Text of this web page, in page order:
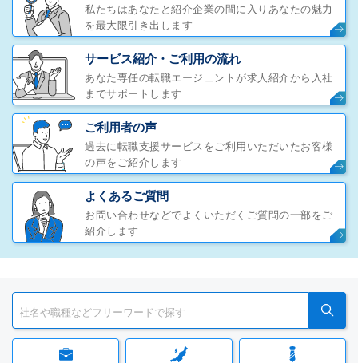
私たちはあなたと紹介企業の間に入りあなたの魅力
を最大限引き出します
サービス紹介・ご利用の流れ
あなた専任の転職エージェントが求人紹介から入社
までサポートします
ご利用者の声
過去に転職支援サービスをご利用いただいたお客様
の声をご紹介します
よくあるご質問
お問い合わせなどでよくいただくご質問の一部をご
紹介します